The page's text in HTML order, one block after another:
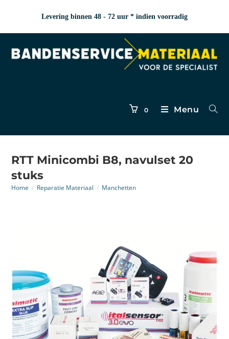
Levering binnen 48 - 72 uur * indien voorradig
0 Menu
RTT Minicombi B8, navulset 20
stuks
Home / Reparatie Materiaal / Manchetten